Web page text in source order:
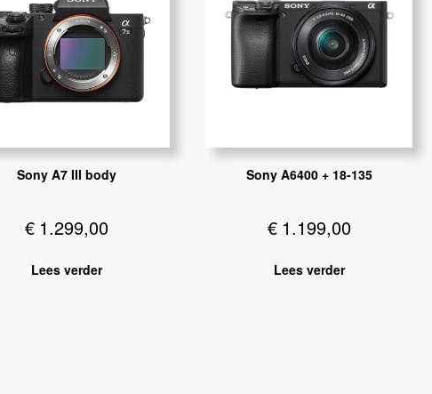
Sony A7 III body
€ 1.299,00
Lees verder
Sony A6400 + 18-135
€ 1.199,00
Lees verder